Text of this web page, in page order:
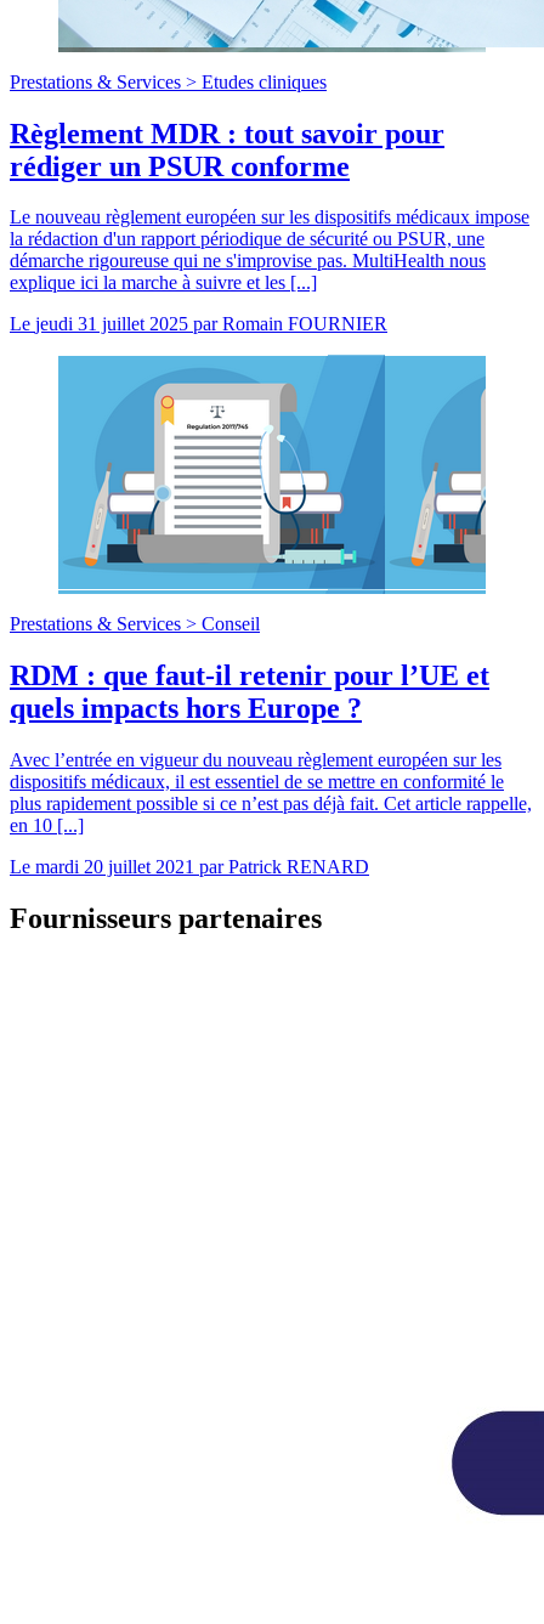
Prestations & Services > Etudes cliniques
Règlement MDR : tout savoir pour
rédiger un PSUR conforme
Le nouveau règlement européen sur les dispositifs médicaux impose
la rédaction d'un rapport périodique de sécurité ou PSUR, une
démarche rigoureuse qui ne s'improvise pas. MultiHealth nous
explique ici la marche à suivre et les [...]
Le jeudi 31 juillet 2025 parRomain FOURNIER
Prestations & Services > Conseil
RDM : que faut-il retenir pour l’UE et
quels impacts hors Europe ?
Avec l’entrée en vigueur du nouveau règlement européen sur les
dispositifs médicaux, il est essentiel de se mettre en conformité le
plus rapidement possible si ce n’est pas déjà fait. Cet article rappelle,
en 10 [...]
Le mardi 20 juillet 2021 parPatrick RENARD
Fournisseurs partenaires